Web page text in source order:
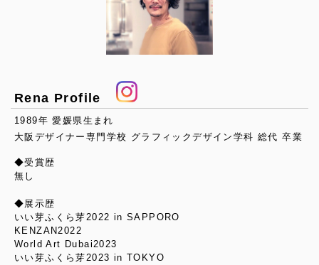
Rena Profile
1989年 愛媛県生まれ
大阪デザイナー専門学校 グラフィックデザイン学科 総代 卒業
◆受賞歴
無し
◆展示歴
いい芽ふくら芽2022 in SAPPORO
KENZAN2022
World Art Dubai2023
いい芽ふくら芽2023 in TOKYO